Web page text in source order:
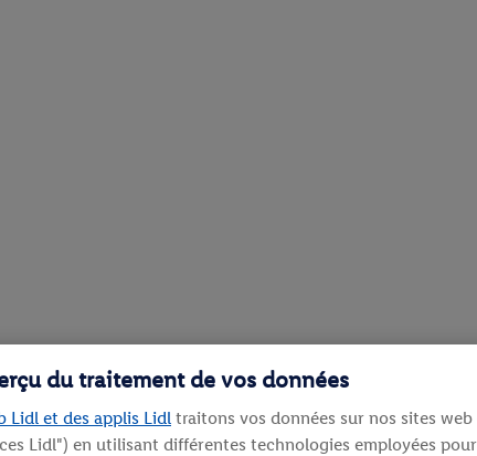
du traitement de vos données
Lidl et des applis Lidl traitons vos données sur nos sites web
Lidl") en utilisant différentes technologies employées pour